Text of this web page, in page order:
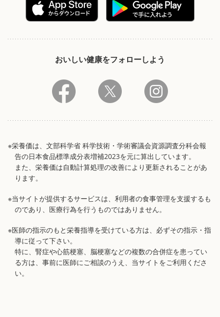
おいしい健康をフォローしよう
※栄養価は、文部科学省 科学技術・学術審議会資源調査分科会報
告の日本食品標準成分表増補2023を元に算出しています。
また、栄養価は自動計算処理の改善により更新されることがあ
ります。
※当サイトが提供するサービスは、利用者の食事管理を支援するも
のであり、医療行為を行うものではありません。
※医師の指示のもと栄養指導を受けている方は、必ずその指示・指
導に従って下さい。
特に、腎症や心筋梗塞、脳梗塞などの複数の合併症を患ってい
る方は、事前に医師にご相談のうえ、当サイトをご利用くださ
い。